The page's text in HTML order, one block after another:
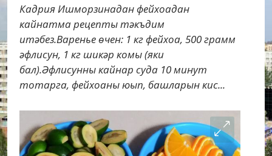
Кадрия Ишморзинадан фейхоадан
кайнатма рецепты тәкъдим
итәбез.Варенье өчен: 1 кг фейхоа, 500 грамм
әфлисун, 1 кг шикәр комы (яки
бал).Әфлисунны кайнар суда 10 минут
тотарга, фейхоаны юып, башларын кис...